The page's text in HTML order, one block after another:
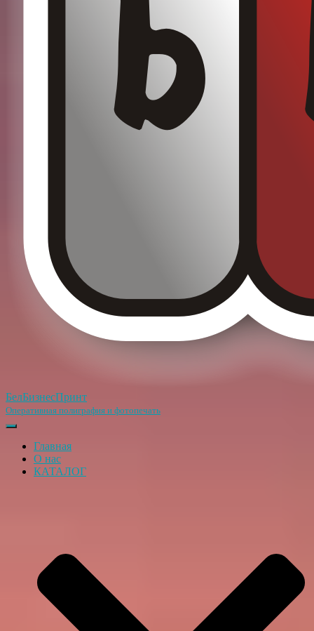
БелБизнесПринт
Оперативная полиграфия и фотопечать
Переключить
навигациюГлавная
О нас
КАТАЛОГ